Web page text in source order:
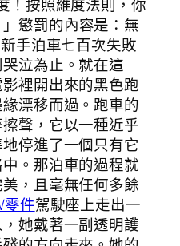
！按照維度法則，你
懲罰的內容是：無
手泊車七百次失敗
泣為止。就在這
裡開出來的黑色跑
漂移而過。跑車的
聲，它以一種近乎
停進了一個只有它
。那泊車的過程就
，且毫無任何多餘
零件駕駛座上走出一
她戴著一副透明護